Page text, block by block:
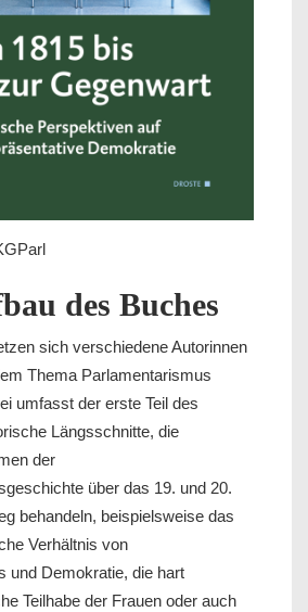
des Buches
sich verschiedene Autorinnen
Thema Parlamentarismus
umfasst der erste Teil des
Längsschnitte, die
der
über das 19. und 20.
behandeln, beispielsweise das
Verhältnis von
und Demokratie, die hart
Teilhabe der Frauen oder auch